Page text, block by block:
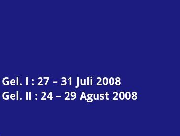
I : 27 – 31 Juli 2008
II : 24 – 29 Agust 2008